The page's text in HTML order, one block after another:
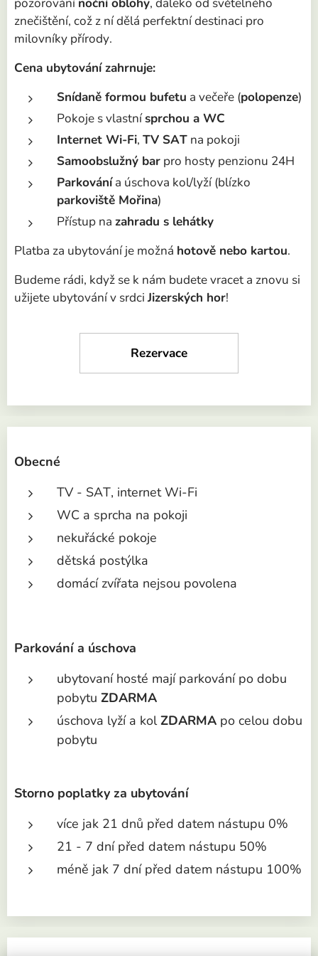
znečištění, což z ní dělá perfektní destinaci pro
milovníky přírody.
Cena ubytování zahrnuje:
Snídaně formou bufetu a večeře (polopenze)
Pokoje s vlastnísprchou a WC
Internet Wi-Fi, TV SAT na pokoji
Samoobslužný bar pro hosty penzionu 24H
Parkovánía úschova kol/lyží (blízko
parkoviště Mořina)
Přístup na zahradu s lehátky
Platba za ubytování je možná hotově nebo kartou.
Budeme rádi, když se k nám budete vracet a znovu si
užijete ubytování v srdciJizerských hor!
Rezervace
Obecné
TV - SAT, internet Wi-Fi
WC a sprcha na pokoji
nekuřácké pokoje
dětská postýlka
domácí zvířata nejsou povolena
Parkování a úschova
ubytovaní hosté mají parkování po dobu
pobytu ZDARMA
úschova lyží a kolZDARMA po celou dobu
pobytu
Storno poplatky za ubytování
více jak 21 dnů před datem nástupu 0%
21 - 7 dní před datem nástupu 50%
méně jak 7 dní před datem nástupu 100%